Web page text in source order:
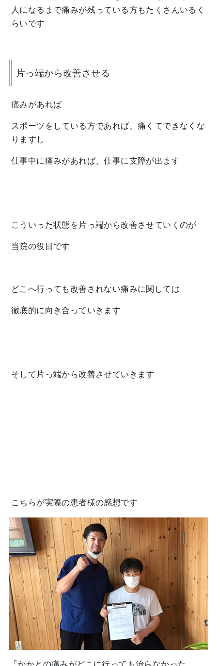
人になるまで痛みが残っている方もたくさんいるく
らいです
片っ端から改善させる
痛みがあれば
スポーツをしている方であれば、痛くてできなくな
りますし
仕事中に痛みがあれば、仕事に支障が出ます
こういった状態を片っ端から改善させていくのが
当院の役目です
どこへ行っても改善されない痛みに関しては
徹底的に向き合っていきます
そして片っ端から改善させていきます
こちらが実際の患者様の感想です